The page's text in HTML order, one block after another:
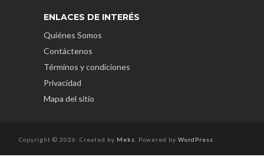
ENLACES DE INTERÉS
Quiénes Somos
Contáctenos
Términos y condiciones
Privacidad
Mapa del sitio
Copyright © 2026. Created by Meks . Powered by WordPress